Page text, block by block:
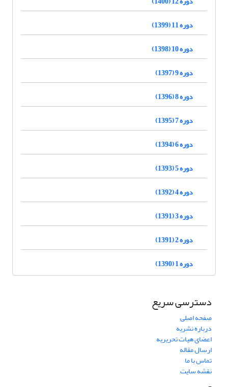
دوره 11 (1399)
دوره 10 (1398)
دوره 9 (1397)
دوره 8 (1396)
دوره 7 (1395)
دوره 6 (1394)
دوره 5 (1393)
دوره 4 (1392)
دوره 3 (1391)
دوره 2 (1391)
دوره 1 (1390)
دسترسی سریع
صفحه اصلی
درباره نشریه
اعضای هیات تحریریه
ارسال مقاله
تماس با ما
نقشه سایت